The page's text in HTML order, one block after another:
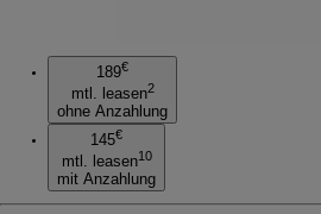
189€
mtl. leasen2
ohne Anzahlung
145€
mtl. leasen10
mit Anzahlung